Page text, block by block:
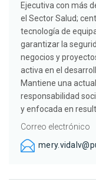
Ejecutiva con más
el Sector Salud;
tecnología de
garantizar la
negocios y
activa en el
Mantiene una
responsabilidad
y enfocada en
Correo electrónico